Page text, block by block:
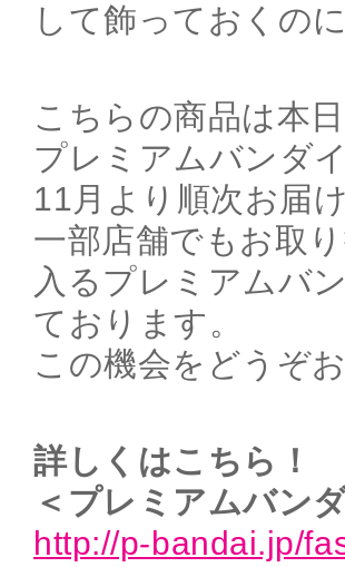
して飾っておくの
こちらの商品は本
プレミアムバンダ
11月より順次お届
一部店舗でもお取
入るプレミアムバ
ております。
この機会をどうぞ
詳しくはこちら！
＜プレミアムバン
http://p-bandai.jp/